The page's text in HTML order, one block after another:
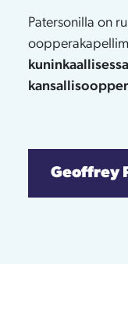
Patersonilla on
Geoffrey